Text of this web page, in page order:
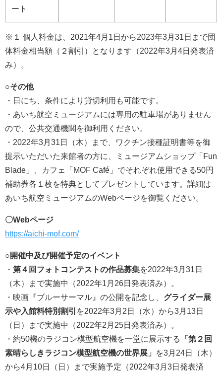
ート
※１ 個人料金は、2021年4月1日から2023年3月31日まで団
体料金相当額（２割引）となります（2022年3月4日発表済
み）。
○その他
・日にち、条件により貸切利用も可能です。
・あいち航空ミュージアムには専用の駐車場がありません
ので、公共交通機関を御利用ください。
・2022年3月31日（木）まで、ワクチン接種証明書等を御
提示いただいた来館者の方に、ミュージアムショップ「Fun
Blade」、カフェ「MOF Café」でそれぞれ使用できる50円
補助券各１枚を特典としてプレゼントしています。詳細は
あいち航空ミュージアムのWebページを御覧ください。
〇Webページ
https://aichi-mof.com/
○開催中及び開催予定のイベント
・ 第４回フォトコンテストの作品募集を2022年3月31日
（木）まで実施中（2022年1月26日発表済み）。
・映画『ブルーサーマル』の公開を記念し、 グライダー展
示や入館料特別割引 を2022年3月2日（水）から3月13日
（日）まで実施中（2022年2月25日発表済み）。
・約50機のラジコン模型航空機を一堂に展示する
「第２回
素晴らしきラジコン模型航空機の世界展」
を3月24日（木）
から4月10日（日）まで実施予定（2022年3月3日発表済